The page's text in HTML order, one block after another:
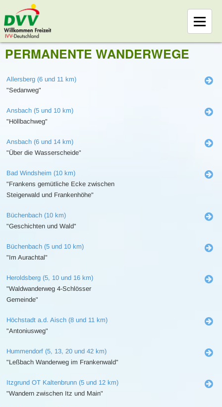
PERMANENTE WANDERWEGE
Allersberg (6 und 11 km)
"Sedanweg"
Ansbach (5 und 10 km)
"Höllbachweg"
Ansbach (6 und 14 km)
"Über die Wasserscheide"
Bad Windsheim (10 km)
"Frankens gemütliche Ecke zwischen
Steigerwald und Frankenhöhe"
Büchenbach (10 km)
"Geschichten und Wald"
Büchenbach (5 und 10 km)
"Im Aurachtal"
Heroldsberg (5, 10 und 16 km)
"Waldwanderweg 4-Schlösser
Gemeinde"
Höchstadt a.d. Aisch (8 und 11 km)
"Antoniusweg"
Hummendorf (5, 13, 20 und 42 km)
"Leßbach Wanderweg im Frankenwald"
Itzgrund OT Kaltenbrunn (5 und 12 km)
"Wandern zwischen Itz und Main"